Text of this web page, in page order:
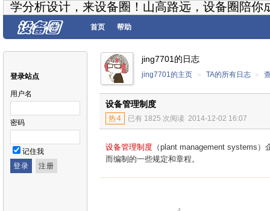
学分析设计，来设备圈！山高路远，设备圈陪你
首页 帮助
登录站点
用户名
密码
记住我
jing7701的日志
jing7701的主页 » TA的所有日志 »
设备管理制度
热4 已有 1825 次阅读 2014-12-02 16:07
设备管理制度 （plant management systems
而编制的一些规定和章程。